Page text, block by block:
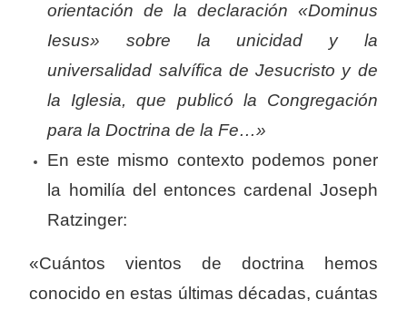
orientación de la declaración «Dominus
Iesus» sobre la unicidad y la
universalidad salvífica de Jesucristo y de
la Iglesia, que publicó la Congregación
para la Doctrina de la Fe…»
En este mismo contexto podemos poner
la homilía del entonces cardenal Joseph
Ratzinger:
«Cuántos vientos de doctrina hemos
conocido en estas últimas décadas, cuántas